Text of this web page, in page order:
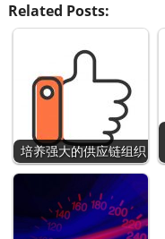
Related Posts:
培养强大的供应链组织